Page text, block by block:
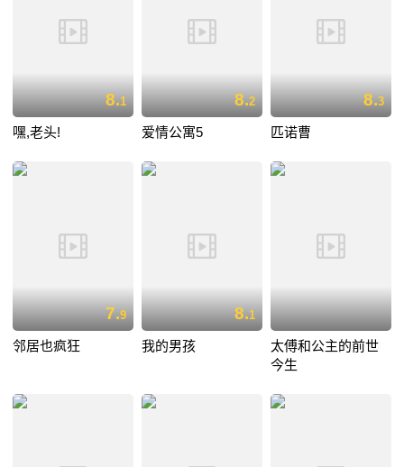
8.1
嘿,老头!
8.2
爱情公寓5
8.3
匹诺曹
7.9
邻居也疯狂
8.1
我的男孩
太傅和公主的前世
今生